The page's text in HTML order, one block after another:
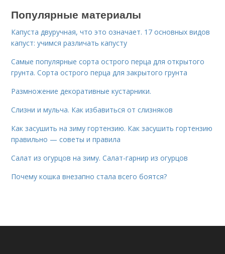
Популярные материалы
Капуста двуручная, что это означает. 17 основных видов
капуст: учимся различать капусту
Самые популярные сорта острого перца для открытого
грунта. Сорта острого перца для закрытого грунта
Размножение декоративные кустарники.
Слизни и мульча. Как избавиться от слизняков
Как засушить на зиму гортензию. Как засушить гортензию
правильно — советы и правила
Салат из огурцов на зиму. Салат-гарнир из огурцов
Почему кошка внезапно стала всего боятся?